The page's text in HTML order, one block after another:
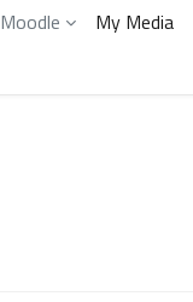
Moodle My Media